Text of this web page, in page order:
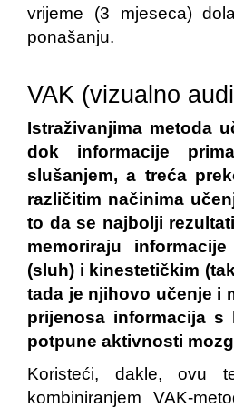
vrijeme (3 mjeseca)
ponašanju.
VAK (vizualno
Istraživanjima metoda
dok informacije
slušanjem, a treća
različitim načinima
to da se najbolji
memoriraju
(sluh) i kinestetičkim
tada je njihovo učenje i
prijenosa informacija
potpune aktivnosti
Koristeći, dakle, ovu
kombiniranjem VAK-